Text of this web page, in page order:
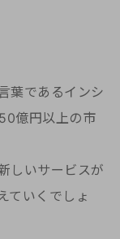
葉であるインシ
億円以上の市
しいサービスが
ていくでしょ